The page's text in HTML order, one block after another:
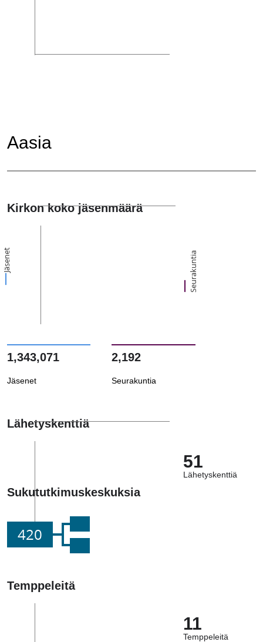
Aasia
Kirkon koko jäsenmäärä
Jäsenet Seurakuntia
1,343,071
Jäsenet
2,192
Seurakuntia
Lähetyskenttiä
51
Lähetyskenttiä
Sukututkimuskeskuksia
420
Temppeleitä
11
Temppeleitä